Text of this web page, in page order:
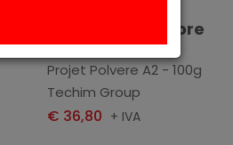
provvisori - Colore
A2 - 100g
Projet Polvere A2 - 100g
Techim Group
€ 36,80 + IVA